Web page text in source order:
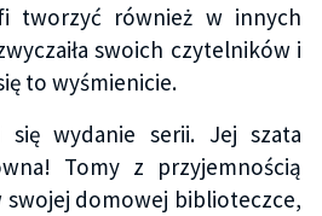
tworzyć również w innych
swoich czytelników i
to wyśmienicie.
wydanie serii. Jej szata
Tomy z przyjemnością
swojej domowej biblioteczce,